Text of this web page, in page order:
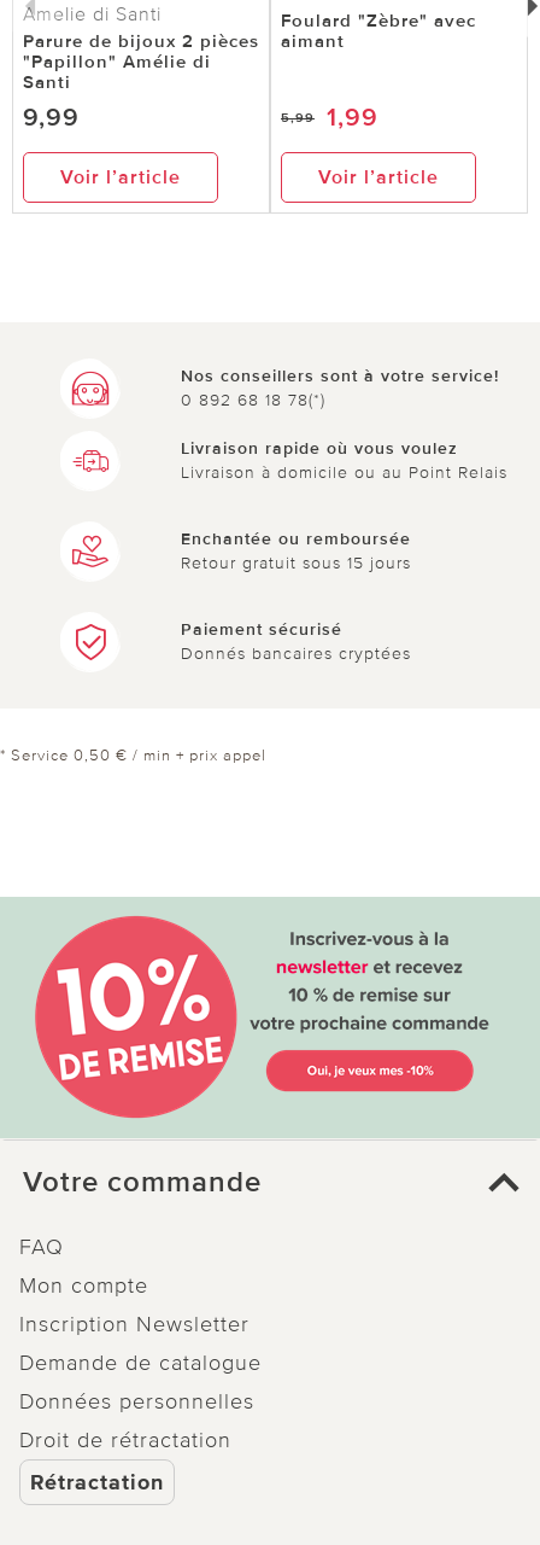
Amelie di Santi
Parure de bijoux 2 pièces
"Papillon" Amélie di
Santi
9,99
Voir l’article
Foulard "Zèbre" avec
aimant
5,99 1,99
Voir l’article
Nos conseillers sont à votre service!
0 892 68 18 78(*)
Livraison rapide où vous voulez
Livraison à domicile ou au Point Relais
Enchantée ou remboursée
Retour gratuit sous 15 jours
Paiement sécurisé
Donnés bancaires cryptées
* Service 0,50 € / min + prix appel
Votre commande
FAQ
Mon compte
Inscription Newsletter
Demande de catalogue
Données personnelles
Droit de rétractation
Rétractation